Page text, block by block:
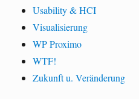
Usability & HCI
Visualisierung
WP Proximo
WTF!
Zukunft u. Veränderung